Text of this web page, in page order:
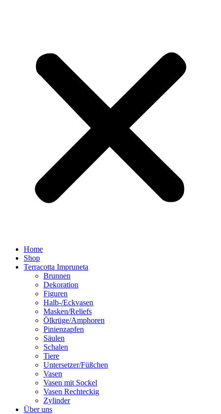
Home
Shop
Terracotta Impruneta
Brunnen
Dekoration
Figuren
Halb-/Eckvasen
Masken/Reliefs
Ölkrüge/Amphoren
Pinienzapfen
Säulen
Schalen
Tiere
Untersetzer/Füßchen
Vasen
Vasen mit Sockel
Vasen Rechteckig
Zylinder
Über uns